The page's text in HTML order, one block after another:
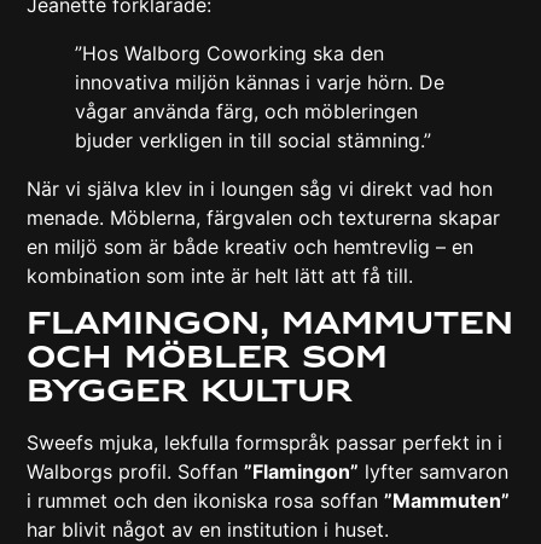
Jeanette förklarade:
”Hos Walborg Coworking ska den
innovativa miljön kännas i varje hörn. De
vågar använda färg, och möbleringen
bjuder verkligen in till social stämning.”
När vi själva klev in i loungen såg vi direkt vad hon
menade. Möblerna, färgvalen och texturerna skapar
en miljö som är både kreativ och hemtrevlig – en
kombination som inte är helt lätt att få till.
Flamingon, Mammuten
och möbler som
bygger kultur
Sweefs mjuka, lekfulla formspråk passar perfekt in i
Walborgs profil. Soffan”Flamingon” lyfter samvaron
i rummet och den ikoniska rosa soffan”Mammuten”
har blivit något av en institution i huset.